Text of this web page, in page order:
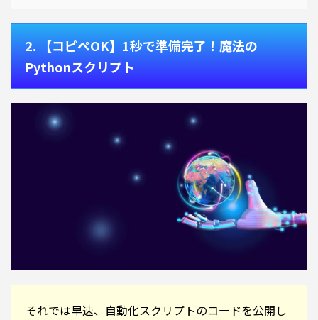
2. 【コピペOK】1秒で準備完了！魔法の
Pythonスクリプト
それでは早速、自動化スクリプトのコードを公開し